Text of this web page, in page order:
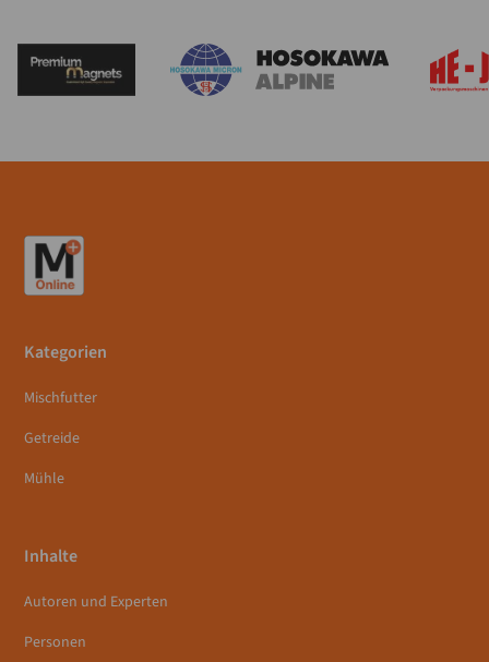
Kategorien
Mischfutter
Getreide
Mühle
Inhalte
Autoren und Experten
Personen